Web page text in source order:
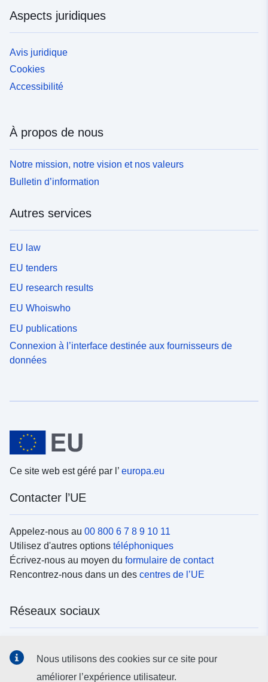
Aspects juridiques
Avis juridique
Cookies
Accessibilité
À propos de nous
Notre mission, notre vision et nos valeurs
Bulletin d’information
Autres services
EU law
EU tenders
EU research results
EU Whoiswho
EU publications
Connexion à l’interface destinée aux fournisseurs de
données
Ce site web est géré par l’ europa.eu
Contacter l’UE
Appelez-nous au 00 800 6 7 8 9 10 11
Utilisez d'autres options téléphoniques
Écrivez-nous au moyen du formulaire de contact
Rencontrez-nous dans un des centres de l’UE
Réseaux sociaux
Nous utilisons des cookies sur ce site pour
améliorer l’expérience utilisateur.